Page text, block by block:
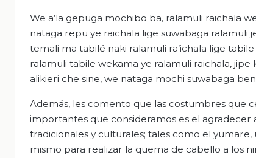
We a’la gepuga mochibo ba, ralamuli raichala
nataga repu ye raichala lige suwabaga ralamuli
temali ma tabilé naki ralamuli ra’ichala lige
ralamuli tabile wekama ye ralamuli raichala,
alikieri che sine, we nataga mochi suwabaga
Además, les comento que las costumbres que
importantes que consideramos es el agradecer
tradicionales y culturales; tales como el
mismo para realizar la quema de cabello a los